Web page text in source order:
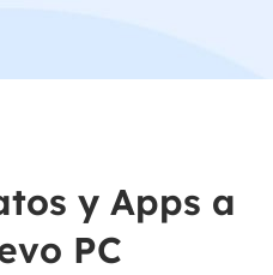
y Apps a
PC